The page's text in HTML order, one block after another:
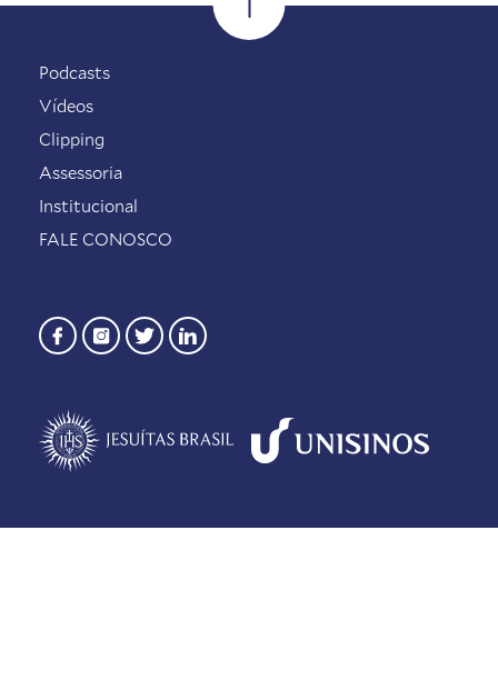
Podcasts
Vídeos
Clipping
Assessoria
Institucional
FALE CONOSCO